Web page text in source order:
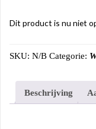
Dit product is nu niet
SKU: N/B Categorie:
Beschrijving